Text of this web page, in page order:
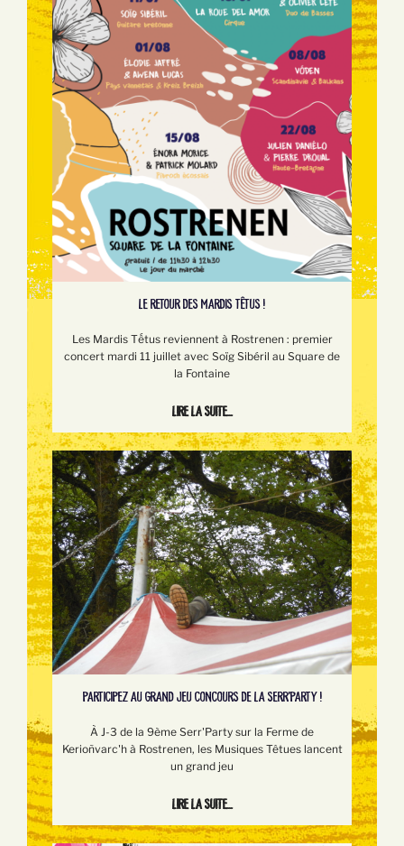
LE RETOUR DES MARDIS TÊTUS !
Les Mardis Tếtus reviennent à Rostrenen : premier
concert mardi 11 juillet avec Soïg Sibéril au Square de
la Fontaine
Lire la suite...
PARTICIPEZ AU GRAND JEU CONCOURS DE LA SERR'PARTY !
À J-3 de la 9ème Serr'Party sur la Ferme de
Kerioñvarc'h à Rostrenen, les Musiques Têtues lancent
un grand jeu
Lire la suite...